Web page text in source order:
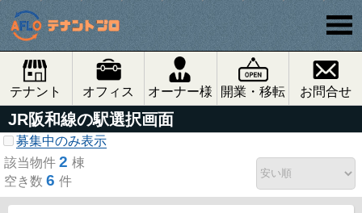
テナント オフィス オーナー様 開業・移転 お問合せ
JR阪和線の駅選択画面
募集中のみ表示
該当物件 2 棟
空き数 6 件